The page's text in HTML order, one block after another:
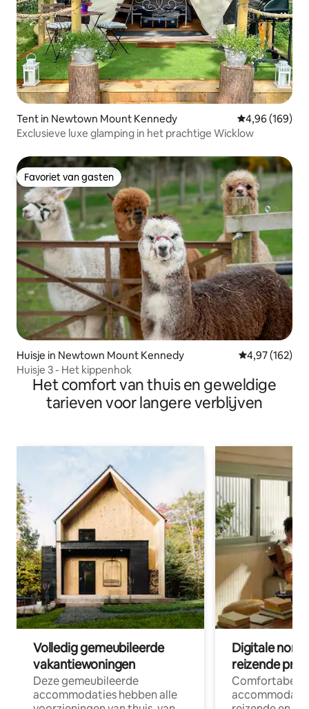
Tent in Newtown Mount Kennedy Gemiddelde
4,96 (169)
Exclusieve luxe glamping in het prachtige Wicklow
Favoriet van gasten
Favoriet van gasten
Huisje in Newtown Mount Kennedy Gemiddelde
4,97 (162)
Huisje 3 - Het kippenhok
Het comfort van thuis en geweldige
tarieven voor langere verblijven
Volledig gemeubileerde
vakantiewoningen
Deze gemeubileerde
accommodaties hebben alle
Digitale
reizende
Comfortabele